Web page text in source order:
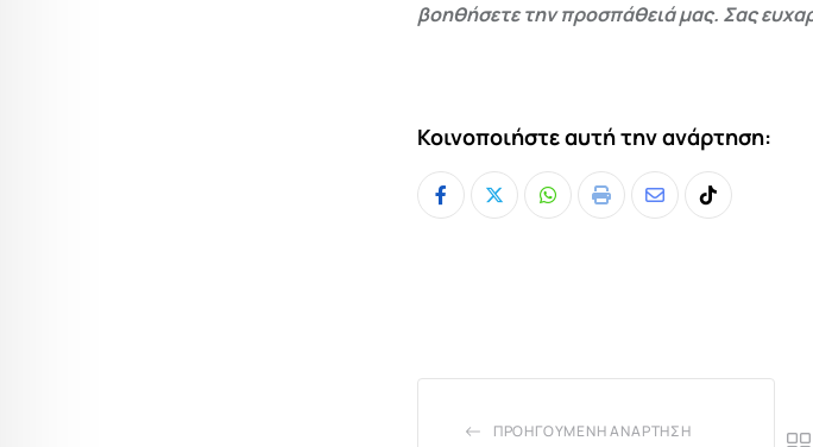
βοηθήσετε την προσπάθειά μας. Σας
Κοινοποιήστε αυτή την ανάρτηση:
Whatsapp
Print
ShareTiktok
ΠΡΟΗΓΟΎΜΕΝΗ ΑΝΆΡΤΗΣΗ